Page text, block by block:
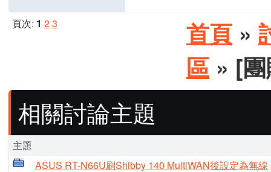
頁次: 1 23 首頁 »
區 » [
相關討論主題
主題
ASUS RT-N66U刷Shibby 140 MultiWAN後設定為無線